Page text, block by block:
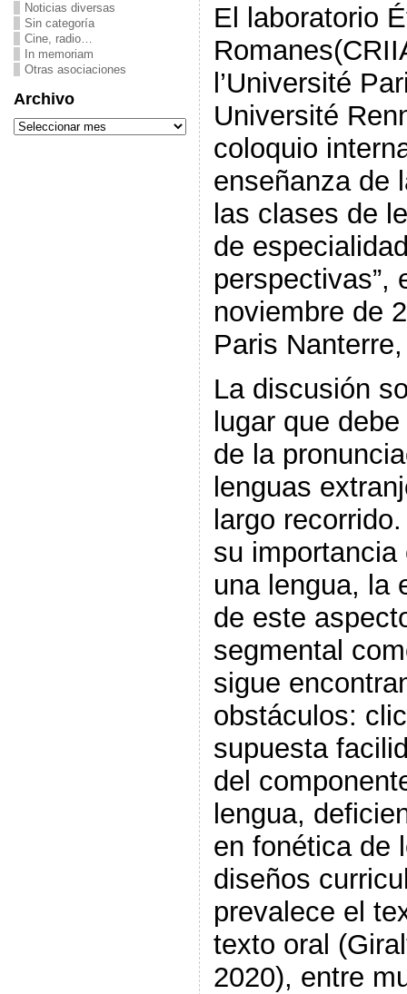
Noticias diversas
Sin categoría
Cine, radio…
In memoriam
Otras asociaciones
Archivo
El laboratorio
l’Université
Université
coloquio
enseñanza de
las clases de
de
perspectivas”,
noviembre de
Paris
La discusión
lugar que
de la
lenguas
largo
su
una lengua, la
de este
segmental
sigue
obstáculos:
supuesta
del
lengua,
en fonética de
diseños
prevalece el
texto oral
2020), entre